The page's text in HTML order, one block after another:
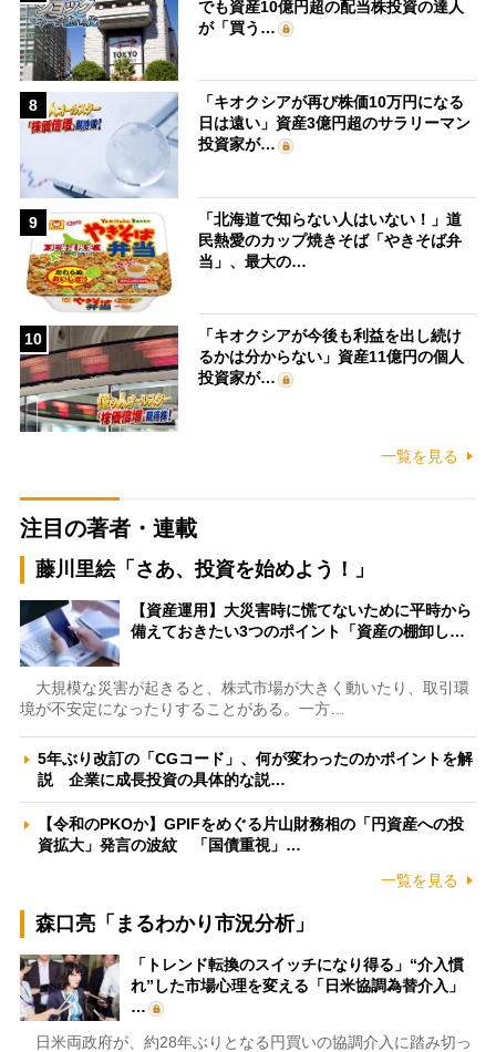
でも資産10億円超の配当株投資の達人
が「買う…
8
「キオクシアが再び株価10万円になる
日は遠い」資産3億円超のサラリーマン
投資家が…
9
「北海道で知らない人はいない！」道
民熱愛のカップ焼きそば「やきそば弁
当」、最大の…
10
「キオクシアが今後も利益を出し続け
るかは分からない」資産11億円の個人
投資家が…
一覧を見る
注目の著者・連載
藤川里絵「さあ、投資を始めよう！」
【資産運用】大災害時に慌てないために平時から
備えておきたい3つのポイント「資産の棚卸し…
大規模な災害が起きると、株式市場が大きく動いたり、取引環
境が不安定になったりすることがある。一方…
5年ぶり改訂の「CGコード」、何が変わったのかポイントを解
説 企業に成長投資の具体的な説…
【令和のPKOか】GPIFをめぐる片山財務相の「円資産への投
資拡大」発言の波紋 「国債重視」…
一覧を見る
森口亮「まるわかり市況分析」
「トレンド転換のスイッチになり得る」“介入慣
れ”した市場心理を変える「日米協調為替介入」
…
日米両政府が、約28年ぶりとなる円買いの協調介入に踏み切っ